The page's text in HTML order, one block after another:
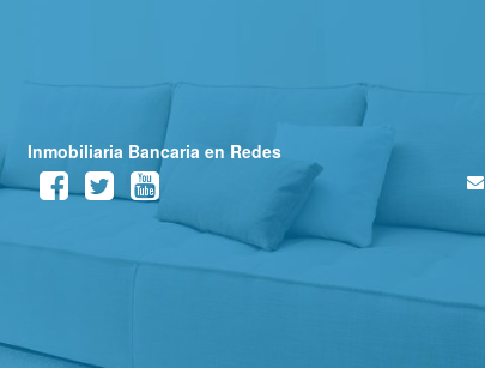
Inmobiliaria Bancaria en Redes